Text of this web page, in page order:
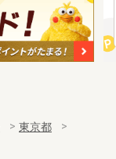
東京都